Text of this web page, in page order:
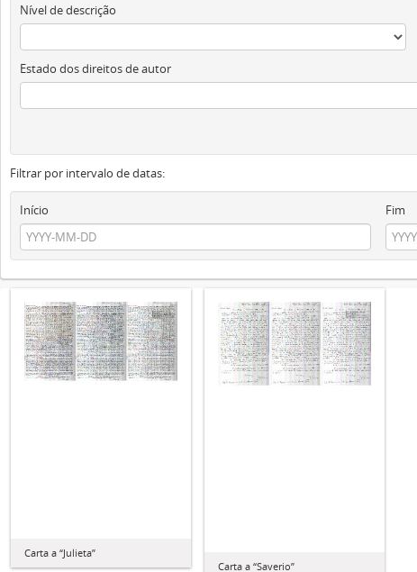
Nível de descrição
Estado dos direitos de autor
Filtrar por intervalo de datas:
Início
Fim
Carta a “Julieta”
Carta a “Saverio”